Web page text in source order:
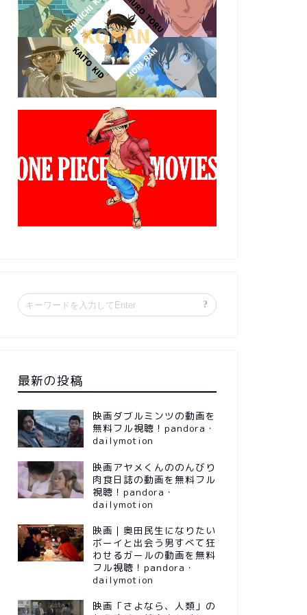
最新の投稿
映画ダブルミンツの動画を
無料フル視聴！pandora・
dailymotion
映画アヤメくんののんびり
肉食日誌の動画を無料フル
視聴！pandora・
dailymotion
映画｜奥田民生になりたい
ボーイと出会う男すべて狂
わせるガールの動画を無料
フル視聴！pandora・
dailymotion
映画「さよなら、人類」の